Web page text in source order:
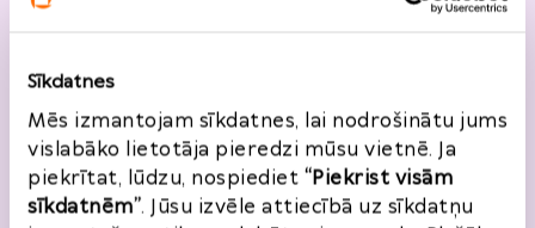
Sīkdatnes
Mēs izmantojam sīkdatnes, lai nodrošinātu jums
vislabāko lietotāja pieredzi mūsu vietnē. Ja
piekrītat, lūdzu, nospiediet “Piekrist visām
sīkdatnēm”. Jūsu izvēle attiecībā uz sīkdatņu
Vēlos reģistrēties